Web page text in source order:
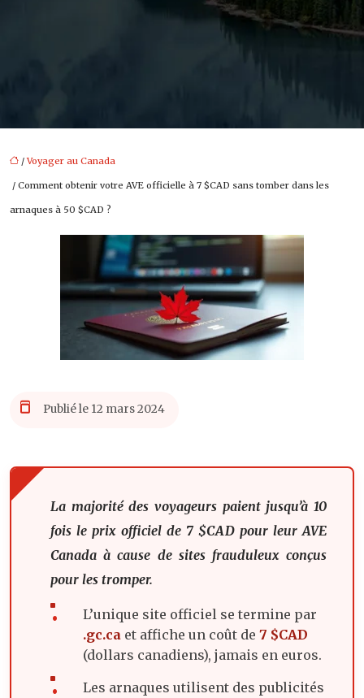
/Voyager au Canada
/ Comment obtenir votre AVE officielle à 7 $CAD sans tomber dans les
arnaques à 50 $CAD ?
Publié le 12 mars 2024
La majorité des voyageurs paient jusqu’à 10
fois le prix officiel de 7 $CAD pour leur AVE
Canada à cause de sites frauduleux conçus
pour les tromper.
L’unique site officiel se termine par
.gc.ca et affiche un coût de 7 $CAD
(dollars canadiens), jamais en euros.
Les arnaques utilisent des publicités